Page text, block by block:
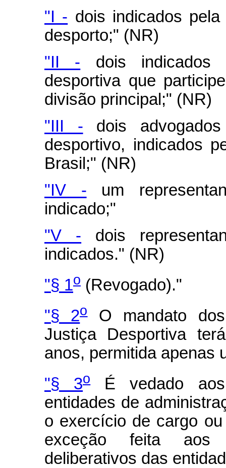
"I - dois indicados
desporto;" (NR)
"II - dois indicados
desportiva que
divisão principal;" (NR)
"III - dois
desportivo, indicados
Brasil;" (NR)
"IV - um
indicado;"
"V - dois
indicados." (NR)
"§ 1o (Revogado)."
"§ 2oO mandato dos
Justiça Desportiva
anos, permitida apenas
"§ 3oÉ vedado aos
entidades de
o exercício de cargo
exceção feita aos
deliberativos das